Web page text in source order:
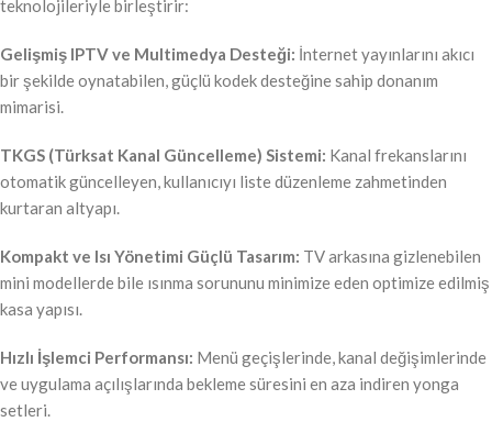
teknolojileriyle birleştirir:
Gelişmiş IPTV ve Multimedya Desteği: İnternet yayınlarını akıcı
bir şekilde oynatabilen, güçlü kodek desteğine sahip donanım
mimarisi.
TKGS (Türksat Kanal Güncelleme) Sistemi: Kanal frekanslarını
otomatik güncelleyen, kullanıcıyı liste düzenleme zahmetinden
kurtaran altyapı.
Kompakt ve Isı Yönetimi Güçlü Tasarım: TV arkasına gizlenebilen
mini modellerde bile ısınma sorununu minimize eden optimize edilmiş
kasa yapısı.
Hızlı İşlemci Performansı: Menü geçişlerinde, kanal değişimlerinde
ve uygulama açılışlarında bekleme süresini en aza indiren yonga
setleri.